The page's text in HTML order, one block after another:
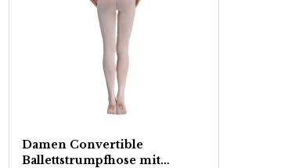
Damen Convertible
Ballettstrumpfhose mit